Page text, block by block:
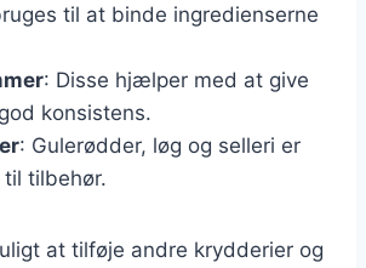
til at binde ingredienserne
: Disse hjælper med at give
konsistens.
: Gulerødder, løg og selleri er
tilbehør.
at tilføje andre krydderier og